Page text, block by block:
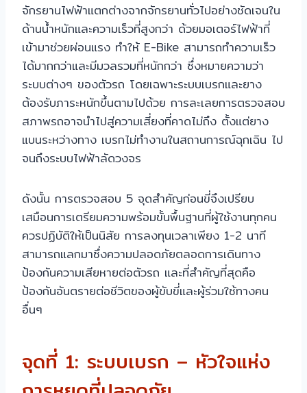
จักรยานไฟฟ้าแตกต่างจากจักรยานทั่วไปอย่างชัดเจนใน
ด้านน้ำหนักและความเร็วที่สูงกว่า ด้วยมอเตอร์ไฟฟ้าที่
เข้ามาช่วยผ่อนแรง ทำให้ E-Bike สามารถทำความเร็ว
ได้มากกว่าและมีมวลรวมที่หนักกว่า ซึ่งหมายความว่า
ระบบต่างๆ ของตัวรถ โดยเฉพาะระบบเบรกและยาง
ต้องรับภาระหนักขึ้นตามไปด้วย การละเลยการตรวจสอบ
สภาพรถอาจนำไปสู่ความเสี่ยงที่คาดไม่ถึง ตั้งแต่ยาง
แบนระหว่างทาง เบรกไม่ทำงานในสถานการณ์ฉุกเฉิน ไป
จนถึงระบบไฟฟ้าลัดวงจร
ดังนั้น การตรวจสอบ 5 จุดสำคัญก่อนขี่จึงเปรียบ
เสมือนการเตรียมความพร้อมขั้นพื้นฐานที่ผู้ใช้งานทุกคน
ควรปฏิบัติให้เป็นนิสัย การลงทุนเวลาเพียง 1-2 นาที
สามารถแลกมาซึ่งความปลอดภัยตลอดการเดินทาง
ป้องกันความเสียหายต่อตัวรถ และที่สำคัญที่สุดคือ
ป้องกันอันตรายต่อชีวิตของผู้ขับขี่และผู้ร่วมใช้ทางคน
อื่นๆ
จุดที่ 1: ระบบเบรก – หัวใจแห่ง